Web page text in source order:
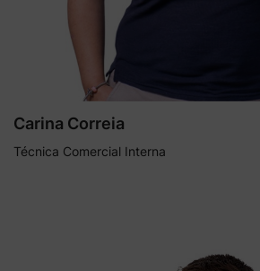
Carina Correia
Técnica Comercial Interna